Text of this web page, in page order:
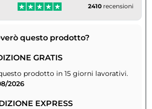
2410 recensioni
questo prodotto?
GRATIS
prodotto in 15 giorni lavorativi.
2026
EXPRESS